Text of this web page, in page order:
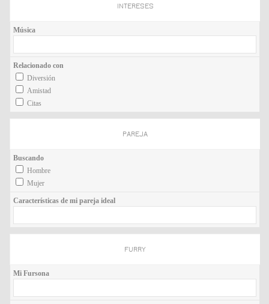
INTERESES
Música
Relacionado con
Diversión
Amistad
Citas
PAREJA
Buscando
Hombre
Mujer
Características de mi pareja ideal
FURRY
Mi Fursona